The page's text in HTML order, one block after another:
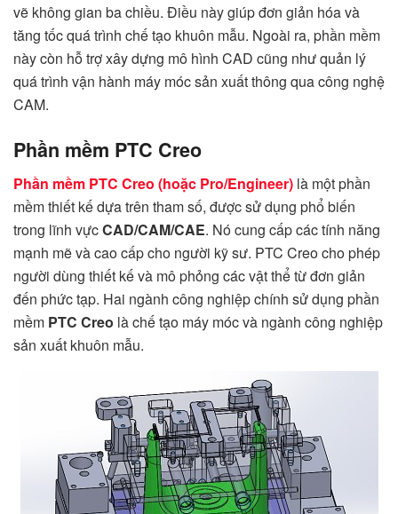
vẽ không gian ba chiều. Điều này giúp đơn giản hóa và
tăng tốc quá trình chế tạo khuôn mẫu. Ngoài ra, phần mềm
này còn hỗ trợ xây dựng mô hình CAD cũng như quản lý
quá trình vận hành máy móc sản xuất thông qua công nghệ
CAM.
Phần mềm PTC Creo
Phần mềm PTC Creo (hoặc Pro/Engineer) là một phần
mềm thiết kế dựa trên tham số, được sử dụng phổ biến
trong lĩnh vựcCAD/CAM/CAE. Nó cung cấp các tính năng
mạnh mẽ và cao cấp cho người kỹ sư. PTC Creo cho phép
người dùng thiết kế và mô phỏng các vật thể từ đơn giản
đến phức tạp. Hai ngành công nghiệp chính sử dụng phần
mềm PTC Creo là chế tạo máy móc và ngành công nghiệp
sản xuất khuôn mẫu.